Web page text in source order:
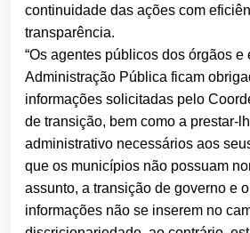
continuidade das ações com
transparência.
“Os agentes públicos dos órgãos e
Administração Pública ficam
informações solicitadas pelo
de transição, bem como a prestar-
administrativo necessários aos
que os municípios não possuam
assunto, a transição de governo e
informações não se inserem no